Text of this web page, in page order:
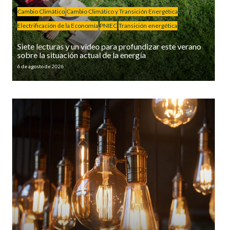
Cambio Climático Cambio Climático y Transición Energética
Electrificación de la Economía PNIEC Transición energética
Siete lecturas y un vídeo para profundizar este verano
sobre la situación actual de la energía
6 de agosto de 2026